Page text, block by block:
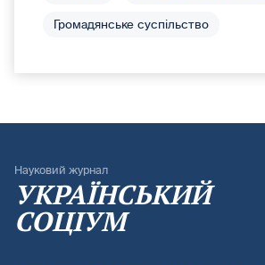
Громадянське суспільство
Науковий журнал
УКРАЇНСЬКИЙ
СОЦІУМ